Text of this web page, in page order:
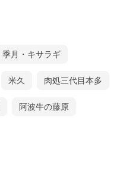
季月・キサラギ
米久 肉処三代目本多
阿波牛の藤原